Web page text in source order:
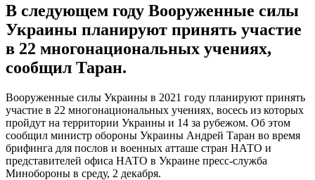
В следующем году Вооруженные силы
Украины планируют принять участие
в 22 многонациональных учениях,
сообщил Таран.
Вооруженные силы Украины в 2021 году планируют принять
участие в 22 многонациональных учениях, восесь из которых
пройдут на территории Украины и 14 за рубежом. Об этом
сообщил министр обороны Украины Андрей Таран во время
брифинга для послов и военных атташе стран НАТО и
представителей офиса НАТО в Украине пресс-служба
Минобороны в среду, 2 декабря.